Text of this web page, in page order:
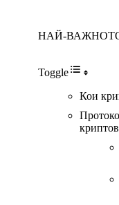
НАЙ-
Toggle
Кои